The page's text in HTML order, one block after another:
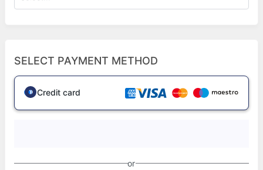
SELECT PAYMENT METHOD
Credit card
or